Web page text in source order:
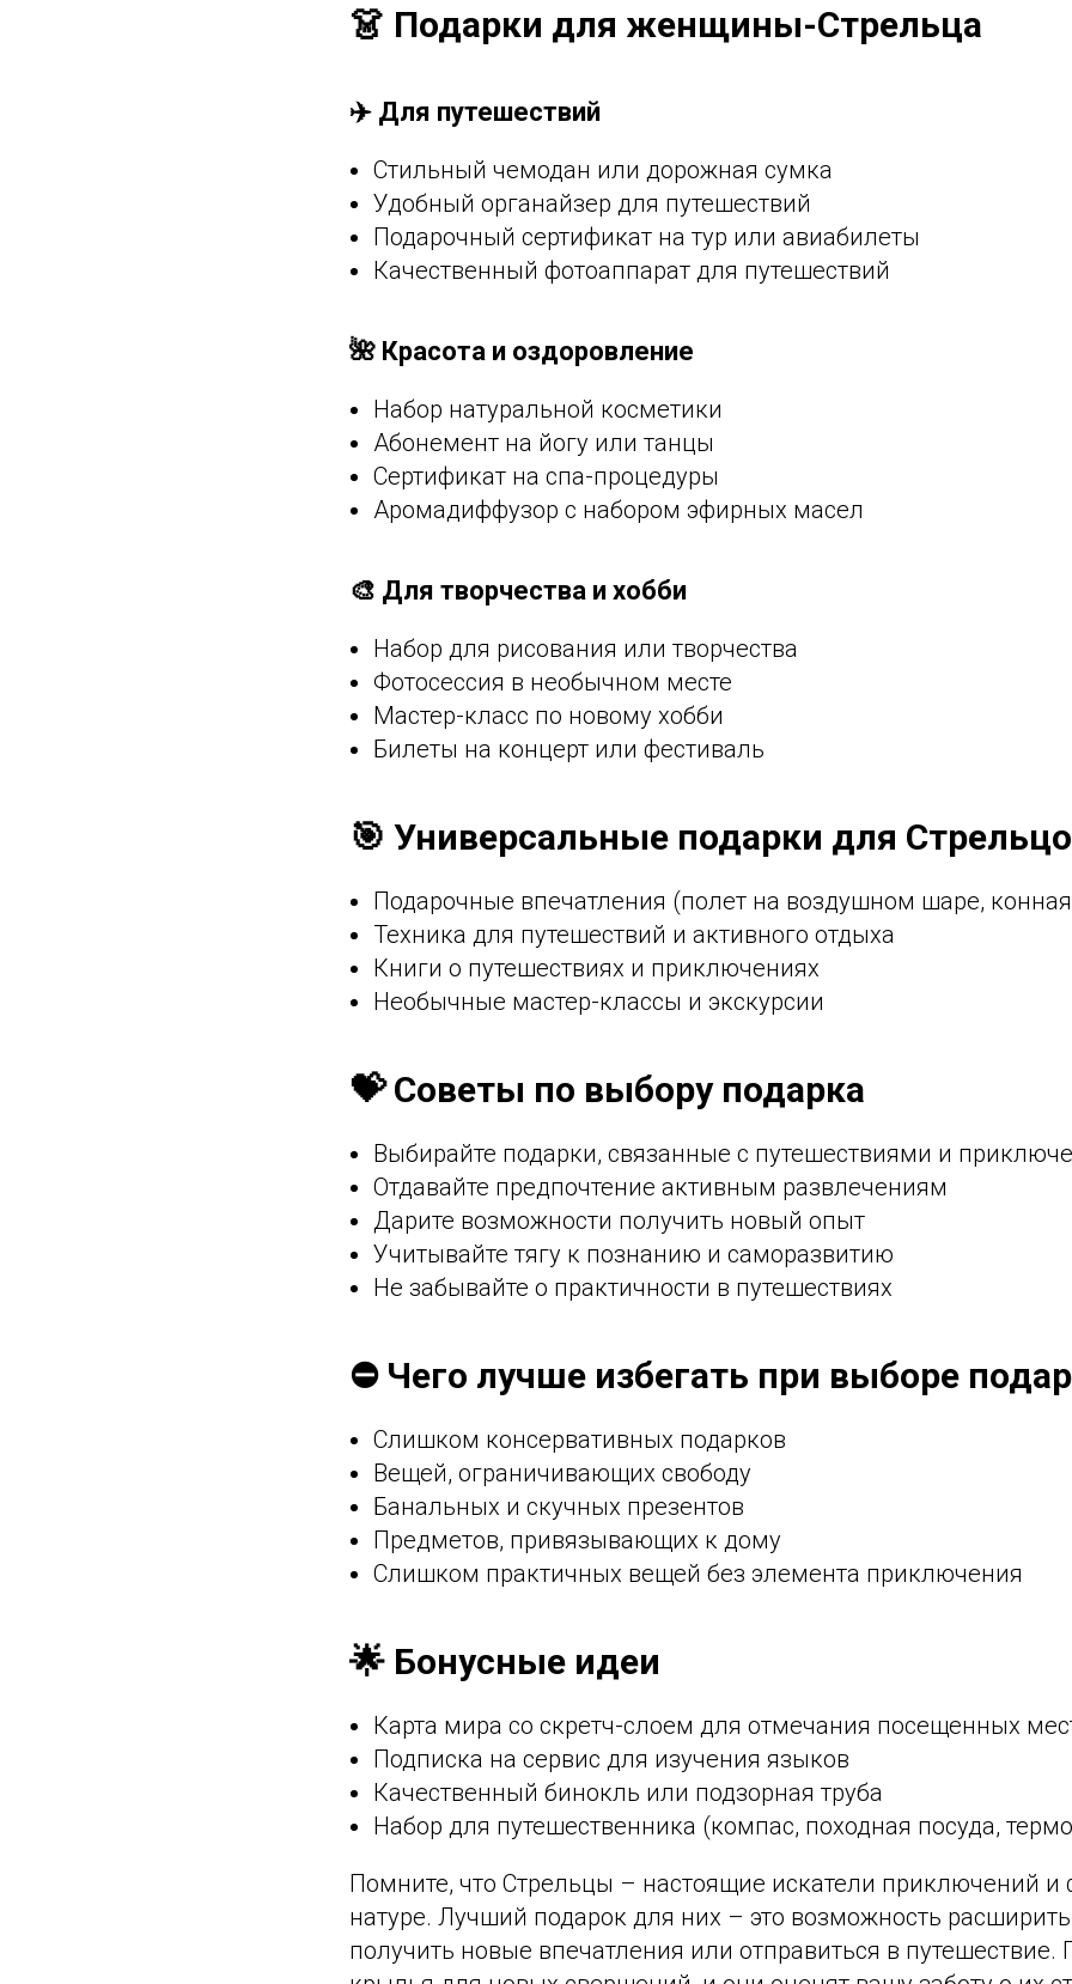
👗 Подарки для женщины-Стрельца
✈️ Для путешествий
Стильный чемодан или дорожная сумка
Удобный органайзер для путешествий
Подарочный сертификат на тур или авиабилеты
Качественный фотоаппарат для путешествий
🌺 Красота и оздоровление
Набор натуральной косметики
Абонемент на йогу или танцы
Сертификат на спа-процедуры
Аромадиффузор с набором эфирных масел
🎨 Для творчества и хобби
Набор для рисования или творчества
Фотосессия в необычном месте
Мастер-класс по новому хобби
Билеты на концерт или фестиваль
🎯 Универсальные подарки для
Подарочные впечатления (полет на воздушном шаре,
Техника для путешествий и активного отдыха
Книги о путешествиях и приключениях
Необычные мастер-классы и экскурсии
💝 Советы по выбору подарка
Выбирайте подарки, связанные с путешествиями и
Отдавайте предпочтение активным развлечениям
Дарите возможности получить новый опыт
Учитывайте тягу к познанию и саморазвитию
Не забывайте о практичности в путешествиях
⛔ Чего лучше избегать при выборе
Слишком консервативных подарков
Вещей, ограничивающих свободу
Банальных и скучных презентов
Предметов, привязывающих к дому
Слишком практичных вещей без элемента приключения
🌟 Бонусные идеи
Карта мира со скретч-слоем для отмечания посещенных
Подписка на сервис для изучения языков
Качественный бинокль или подзорная труба
Набор для путешественника (компас, походная посуда,
Помните, что Стрельцы – настоящие искатели приключений
натуре. Лучший подарок для них – это возможность
получить новые впечатления или отправиться в путешествие.